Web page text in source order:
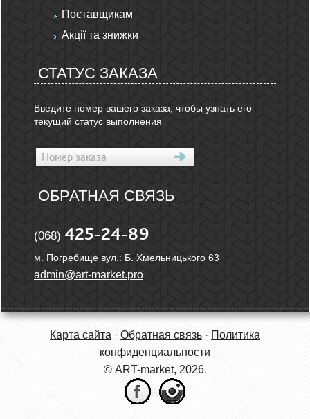
Поставщикам
Акції та знижки
СТАТУС ЗАКАЗА
Введите номер вашего заказа, чтобы узнать его
текущий статус выполнения
ОБРАТНАЯ СВЯЗЬ
(068) 425-24-89
м. Погребище вул.: Б. Хмельницького 63
admin@art-market.pro
Карта сайта · Обратная связь · Политика
конфиденциальности
© ART-market, 2026.